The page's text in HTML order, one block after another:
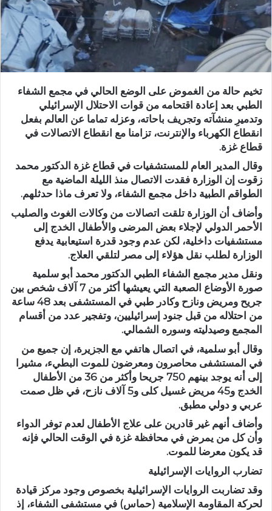
تخيم حالة من الغموض على الوضع الحالي في مجمع الشفاء
الطبي بعد إعادة اقتحامه من قوات الاحتلال الإسرائيلي
وتدميرِ منشآته وتجريف باحاته، وعزله تماما عن العالم بفعل
انقطاع الكهرباء والإنترنت، تزامنا مع انقطاع الاتصالات في
قطاع غزة.
وقال المدير العام للمستشفيات في قطاع غزة الدكتور محمد
زقوت إن الوزارة فقدت الاتصال منذ الليلة الماضية مع
الطواقم الطبية داخل مجمع الشفاء، ولا تعرف ماذا حدثلهم.
وأضاف أن الوزارة تلقت اتصالات من وكالات الغوث والصليب
الأحمر الدولي لإجلاء بعض المرضى والأطفال الخدج إلى
مستشفيات داخلية، لكن عدم وجود قدرة استيعابية يدفع
الوزارة لطلب نقل هؤلاء إلى مصر لتلقي العلاج.
ونقل مدير مجمع الشفاء الطبي الدكتور محمد أبو سلمية
صورة الأوضاع الصعبة التي يعيشها أكثر من 7 آلاف شخص بين
جريح ومريض ونازح وكادر طبي في المستشفى بعد 48 ساعة
من احتلاله من قبل جنود إسرائيليين، وتفجير عدد من أقسام
المجمع وصيدليته وسوره الشمالي.
وقال أبو سلمية، في اتصال هاتفي مع الجزيرة، إن جميع من
في المستشفى محاصرون ومعرضون للموت البطيء، مشيرا
إلى أنه يوجد بينهم 750 جريحا وأكثر من 36 من الأطفال
الخدج و45 مريض غسيل كلى و5 آلاف نازح، في ظل صمت
عربي و دولي مطبق.
وأضاف أنهم غير قادرين على علاج الأطفال لعدم توفر الدواء
وأن كل من يمرض في محافظة غزة في الوقت الحالي فإنه
قد يكون معرضا للموت.
تضارب الروايات الإسرائيلية
وقد تضاربت الروايات الإسرائيلية بخصوص وجود مركز قيادة
لحركة المقاومة الإسلامية (حماس) في مستشفى الشفاء، إذ